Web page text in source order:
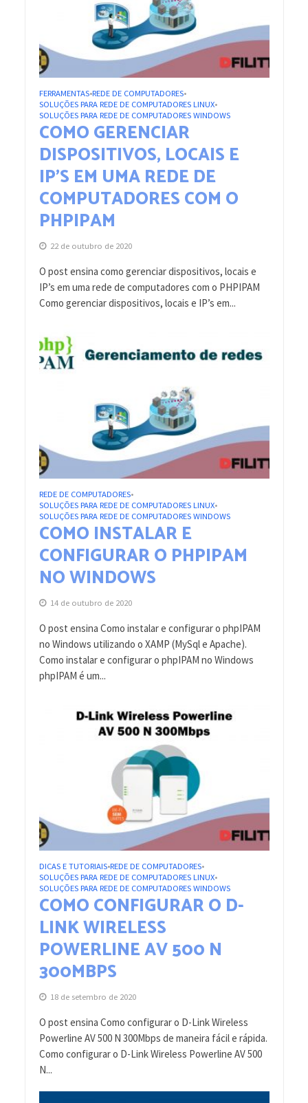
FERRAMENTAS•REDE DE COMPUTADORES•
SOLUÇÕES PARA REDE DE COMPUTADORES LINUX•
SOLUÇÕES PARA REDE DE COMPUTADORES WINDOWS
COMO GERENCIAR
DISPOSITIVOS, LOCAIS E
IP’S EM UMA REDE DE
COMPUTADORES COM O
PHPIPAM
22 de outubro de 2020
O post ensina como gerenciar dispositivos, locais e
IP’s em uma rede de computadores com o PHPIPAM
Como gerenciar dispositivos, locais e IP’s em...
REDE DE COMPUTADORES•
SOLUÇÕES PARA REDE DE COMPUTADORES LINUX•
SOLUÇÕES PARA REDE DE COMPUTADORES WINDOWS
COMO INSTALAR E
CONFIGURAR O PHPIPAM
NO WINDOWS
14 de outubro de 2020
O post ensina Como instalar e configurar o phpIPAM
no Windows utilizando o XAMP (MySql e Apache).
Como instalar e configurar o phpIPAM no Windows
phpIPAM é um...
DICAS E TUTORIAIS•REDE DE COMPUTADORES•
SOLUÇÕES PARA REDE DE COMPUTADORES LINUX•
SOLUÇÕES PARA REDE DE COMPUTADORES WINDOWS
COMO CONFIGURAR O D-
LINK WIRELESS
POWERLINE AV 500 N
300MBPS
18 de setembro de 2020
O post ensina Como configurar o D-Link Wireless
Powerline AV 500 N 300Mbps de maneira fácil e rápida.
Como configurar o D-Link Wireless Powerline AV 500
N...